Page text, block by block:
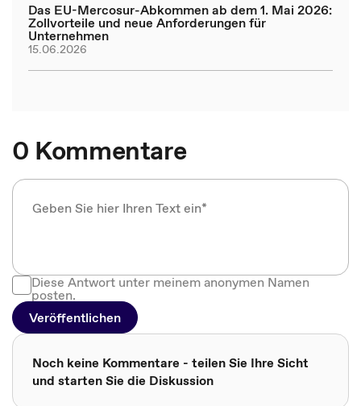
Das EU-Mercosur-Abkommen ab dem 1. Mai 2026:
Zollvorteile und neue Anforderungen für
Unternehmen
15.06.2026
0 Kommentare
Diese Antwort unter meinem anonymen Namen
posten.
Veröffentlichen
Noch keine Kommentare - teilen Sie Ihre Sicht
und starten Sie die Diskussion